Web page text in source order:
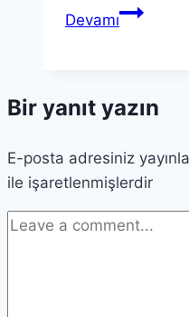
DevamıCHP
Açıklama:
Bir yanıt yazın
E-posta adresiniz
ile işaretlenmişlerdir